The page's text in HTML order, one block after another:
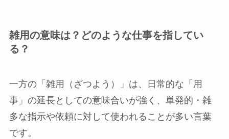
雑用の意味は？どのような仕事を指してい
る？
一方の「雑用（ざつよう）」は、日常的な「用
事」の延長としての意味合いが強く、単発的・雑
多な指示や依頼に対して使われることが多い言葉
です。